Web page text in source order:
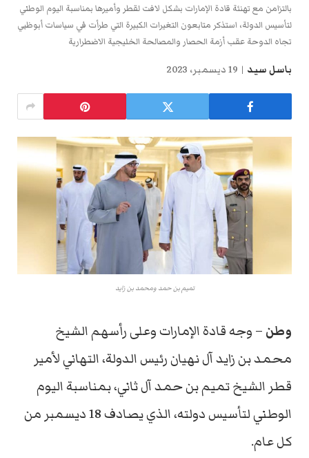
بالتزامن مع تهنئة قادة الإمارات بشكل لافت لقطر وأميرها بمناسبة اليوم الوطني
لتأسيس الدولة، استذكر متابعون التغيرات الكبيرة التي طرأت في سياسات أبوظبي
تجاه الدوحة عقب أزمة الحصار والمصالحة الخليجية الاضطرارية
باسل سيد 19 ديسمبر، 2023
تميم بن حمد ومحمد بن زايد
وطن – وجه قادة الإمارات وعلى رأسهم الشيخ
محمد بن زايد آل نهيان رئيس الدولة، التهاني لأمير
قطر الشيخ تميم بن حمد آل ثاني، بمناسبة اليوم
الوطني لتأسيس دولته، الذي يصادف 18 ديسمبر من
كل عام.